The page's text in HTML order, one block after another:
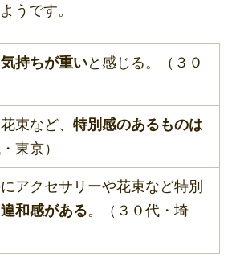
うです。
気持ちが重いと感じる。（３０
束など、 特別感のあるものは
東京）
アクセサリーや花束など特別
違和感がある。（３０代・埼